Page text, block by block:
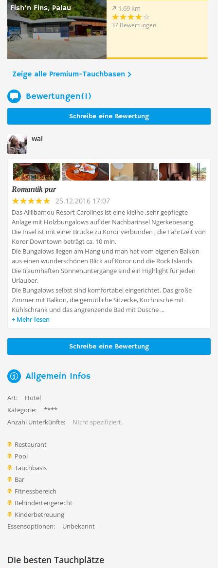
Fish'n Fins, Palau 1.69 km
37 Bewertungen
Zeige alle Premium-Tauchbasen
Bewertungen(1)
Schreibe eine Bewertung
wal
Romantik pur
25.12.2016 17:07
Das Aliiibamou Resort Carolines ist eine kleine ,sehr gepflegte
Anlage mit Holzbungalows auf der Nachbarinsel Ngerkebesang.
Die Insel ist mit einer Brücke zu Koror verbunden , die Fahrtzeit von
Koror Downtown beträgt ca. 10 min.
Die Bungalows liegen am Hang und man hat vom eigenen Balkon
aus einen wunderschönen Blick auf Koror und die Rock Islands.
Die traumhaften Sonnenuntergänge sind ein Highlight für jeden
Urlauber.
Die Bungalows selbst sind komfortabel eingerichtet. Das große
Zimmer mit Balkon, die gemütliche Sitzecke, Kochnische mit
Kühlschrank und das angrenzende Bad mit Dusche ...
Mehr lesen
Schreibe eine Bewertung
Allgemein Infos
Art:
Hotel
Kategorie:
****
Anzahl Unterkünfte:
NIcht spezifiziert.
Restaurant
Pool
Tauchbasis
Bar
Fitnessbereich
Behindertengerecht
Kinderbetreuung
Essensoptionen:
Unbekannt
Die besten Tauchplätze